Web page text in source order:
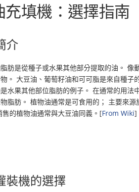
充填機：選擇指南
介
肪是從種子或水果其他部分提取的油。 像
。 大豆油、葡萄籽油和可可脂是來自種子
水果其他部位脂肪的例子。 在通常的用法
脂肪。 植物油通常是可食用的； 主要來
售的植物油通常與大豆油同義。[From Wiki]
裝機的選擇